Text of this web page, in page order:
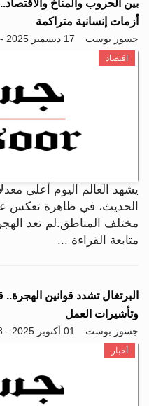
بين الحروب والمناخ
أزمات إنسانية متراكمة
جسور بوست 17 ديسمبر 2025 - 15:26
اقتصاد
يشهد العالم اليوم أعلى
الحديث، في ظاهرة تعكس
مختلف المناطق.لم تعد
متابعة القراءة ...
البرتغال تشدد قوانين
وتأشيرات العمل
جسور بوست 01 أكتوبر 2025 - 09:38
أخبار